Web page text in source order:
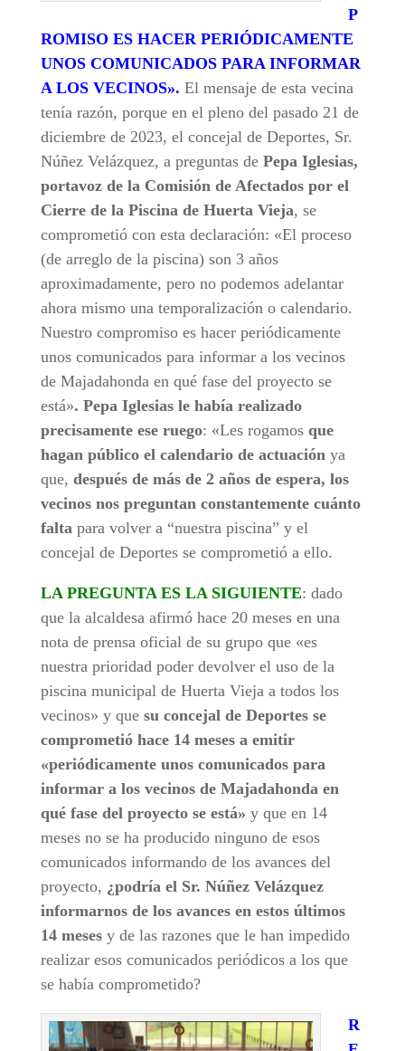
P
ROMISO ES HACER PERIÓDICAMENTE
UNOS COMUNICADOS PARA INFORMAR
A LOS VECINOS». El mensaje de esta vecina
tenía razón, porque en el pleno del pasado 21 de
diciembre de 2023, el concejal de Deportes, Sr.
Núñez Velázquez, a preguntas de Pepa Iglesias,
portavoz de la Comisión de Afectados por el
Cierre de la Piscina de Huerta Vieja, se
comprometió con esta declaración: «El proceso
(de arreglo de la piscina) son 3 años
aproximadamente, pero no podemos adelantar
ahora mismo una temporalización o calendario.
Nuestro compromiso es hacer periódicamente
unos comunicados para informar a los vecinos
de Majadahonda en qué fase del proyecto se
está». Pepa Iglesias le había realizado
precisamente ese ruego: «Les rogamos que
hagan público el calendario de actuaciónya
que, después de más de 2 años de espera, los
vecinos nos preguntan constantemente cuánto
faltapara volver a “nuestra piscina” y el
concejal de Deportes se comprometió a ello.
LA PREGUNTA ES LA SIGUIENTE: dado
que la alcaldesa afirmó hace 20 meses en una
nota de prensa oficial de su grupo que «es
nuestra prioridad poder devolver el uso de la
piscina municipal de Huerta Vieja a todos los
vecinos» y que su concejal de Deportes se
comprometió hace 14 meses a emitir
«periódicamente unos comunicados para
informar a los vecinos de Majadahonda en
qué fase del proyecto se está» y que en 14
meses no se ha producido ninguno de esos
comunicados informando de los avances del
proyecto, ¿podría el Sr. Núñez Velázquez
informarnos de los avances en estos últimos
14 mesesy de las razones que le han impedido
realizar esos comunicados periódicos a los que
se había comprometido?
R